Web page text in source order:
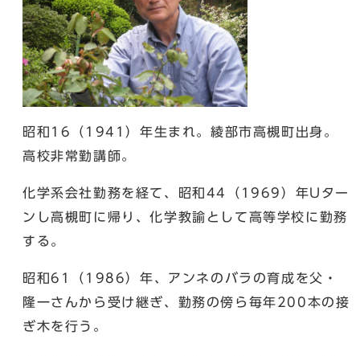
昭和16（1941）年生まれ。綾部市高槻町出身。
高校非常勤講師。
化学系会社勤務を経て、昭和44（1969）年Uター
ンし高槻町に帰り、化学教諭として高等学校に勤務
する。
昭和61（1986）年、アンネのバラの育成を父・
隆一さんから受け継ぎ、勤務の傍ら毎年200本の接
ぎ木を行う。